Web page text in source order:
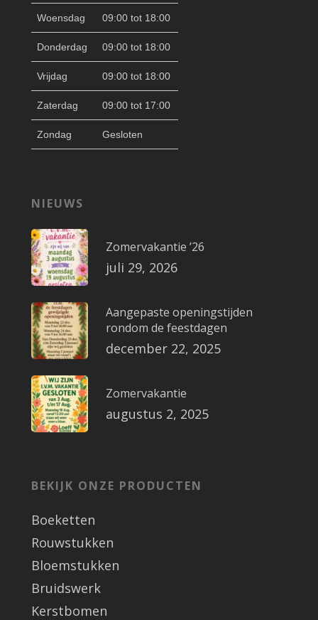
Woensdag 09:00 tot 18:00
Donderdag 09:00 tot 18:00
Vrijdag 09:00 tot 18:00
Zaterdag 09:00 tot 17:00
Zondag Gesloten
NIEUWS
Zomervakantie ’26
juli 29, 2026
Aangepaste openingstijden
rondom de feestdagen
december 22, 2025
Zomervakantie
augustus 2, 2025
BEKIJK ONZE PRODUCTEN
Boeketten
Rouwstukken
Bloemstukken
Bruidswerk
Kerstbomen